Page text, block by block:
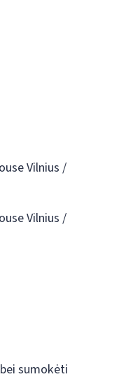
Vilnius /
Vilnius /
sumokėti